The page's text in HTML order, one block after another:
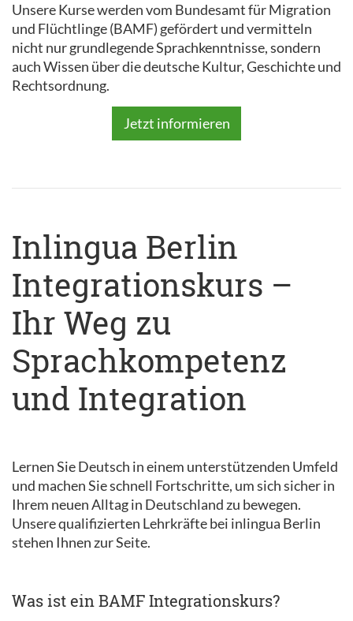
Unsere Kurse werden vom Bundesamt für Migration
und Flüchtlinge (BAMF) gefördert und vermitteln
nicht nur grundlegende Sprachkenntnisse, sondern
auch Wissen über die deutsche Kultur, Geschichte und
Rechtsordnung.
Jetzt informieren
Inlingua Berlin
Integrationskurs –
Ihr Weg zu
Sprachkompetenz
und Integration
Lernen Sie Deutsch in einem unterstützenden Umfeld
und machen Sie schnell Fortschritte, um sich sicher in
Ihrem neuen Alltag in Deutschland zu bewegen.
Unsere qualifizierten Lehrkräfte bei inlingua Berlin
stehen Ihnen zur Seite.
Was ist ein BAMF Integrationskurs?